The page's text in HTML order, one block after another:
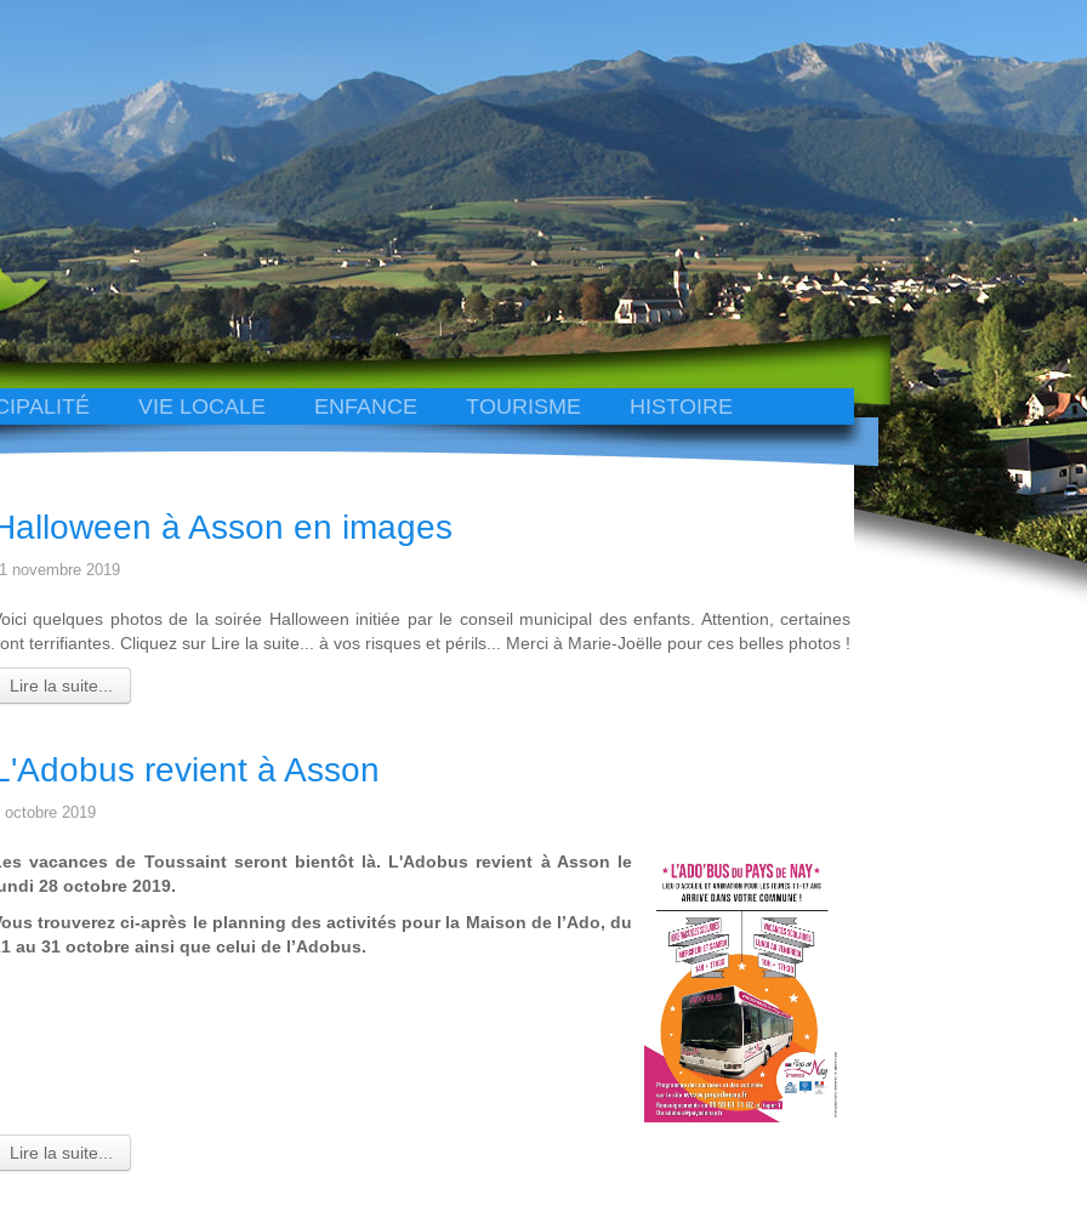
VIE LOCALE ENFANCE TOURISME HISTOIRE
à Asson en images
novembre 2019
quelques photos de la soirée Halloween initiée par le conseil municipal des enfants. Attention, certaines
terrifiantes. Cliquez sur Lire la suite... à vos risques et périls... Merci à Marie-Joëlle pour ces belles photos !
Lire la suite...
revient à Asson
octobre 2019
vacances de Toussaint seront bientôt là. L'Adobus revient à Asson le
28 octobre 2019.
trouverez ci-après le planning des activités pour la Maison de l’Ado, du
au 31 octobre ainsi que celui de l’Adobus.
Lire la suite...